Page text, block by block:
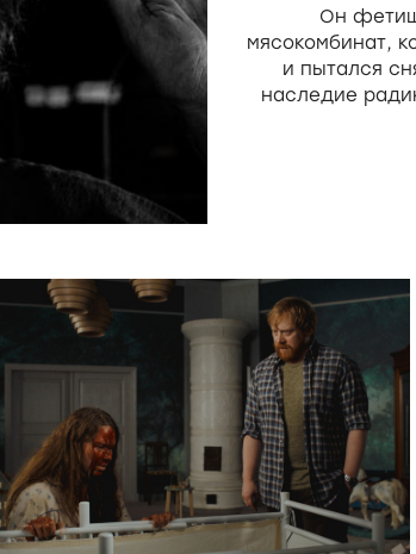
Он
мясокомбинат,
и пытался
наследие